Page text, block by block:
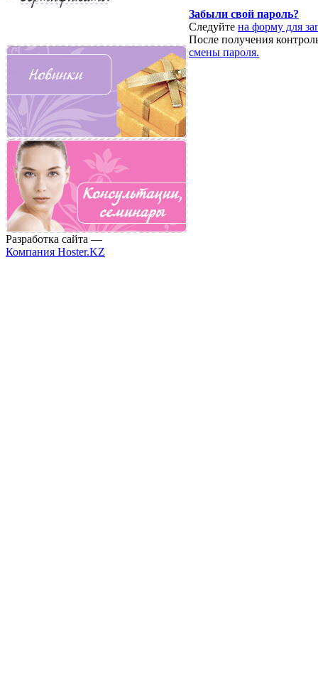
Забыли свой пароль?
Следуйте на форму для
После получения
смены пароля.
Разработка сайта —
Компания Hoster.KZ